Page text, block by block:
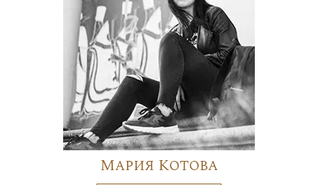
Мария Котова